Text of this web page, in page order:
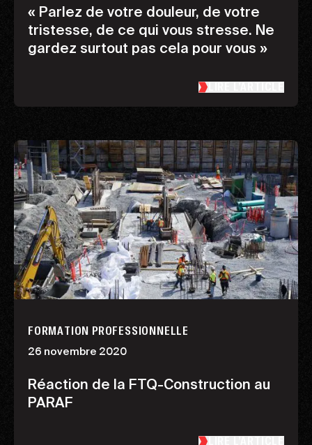
« Parlez de votre douleur, de votre
tristesse, de ce qui vous stresse. Ne
gardez surtout pas cela pour vous »
FORMATION PROFESSIONNELLE
26 novembre 2020
Réaction de la FTQ-Construction au
PARAF